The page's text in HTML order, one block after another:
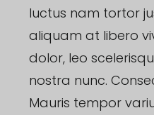
luctus nam tortor
aliquam at libero
dolor, leo
nostra nunc.
Mauris tempor